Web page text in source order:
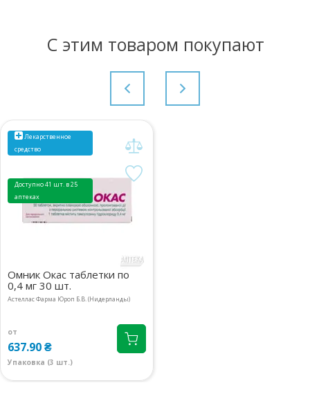
С этим товаром покупают
Лекарственное
средство
Доступно 41 шт. в 25
аптеках
Омник Окас таблетки по
0,4 мг 30 шт.
Астеллас Фарма Юроп Б.В. (Нидерланды)
от
637.90 ₴
Упаковка (3 шт.)